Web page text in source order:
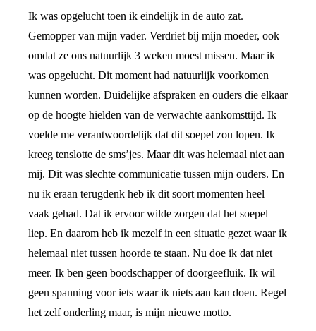
Ik was opgelucht toen ik eindelijk in de auto zat.
Gemopper van mijn vader. Verdriet bij mijn moeder, ook
omdat ze ons natuurlijk 3 weken moest missen. Maar ik
was opgelucht. Dit moment had natuurlijk voorkomen
kunnen worden. Duidelijke afspraken en ouders die elkaar
op de hoogte hielden van de verwachte aankomsttijd. Ik
voelde me verantwoordelijk dat dit soepel zou lopen. Ik
kreeg tenslotte de sms’jes. Maar dit was helemaal niet aan
mij. Dit was slechte communicatie tussen mijn ouders. En
nu ik eraan terugdenk heb ik dit soort momenten heel
vaak gehad. Dat ik ervoor wilde zorgen dat het soepel
liep. En daarom heb ik mezelf in een situatie gezet waar ik
helemaal niet tussen hoorde te staan. Nu doe ik dat niet
meer. Ik ben geen boodschapper of doorgeefluik. Ik wil
geen spanning voor iets waar ik niets aan kan doen. Regel
het zelf onderling maar, is mijn nieuwe motto.